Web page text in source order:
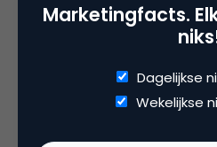
Nou zullen er ongetwijfeld
mensen” zijn in
hebben voor een
spot. 95% daarvan zal
Marketingfacts.
Dagelijkse
Wekelijkse